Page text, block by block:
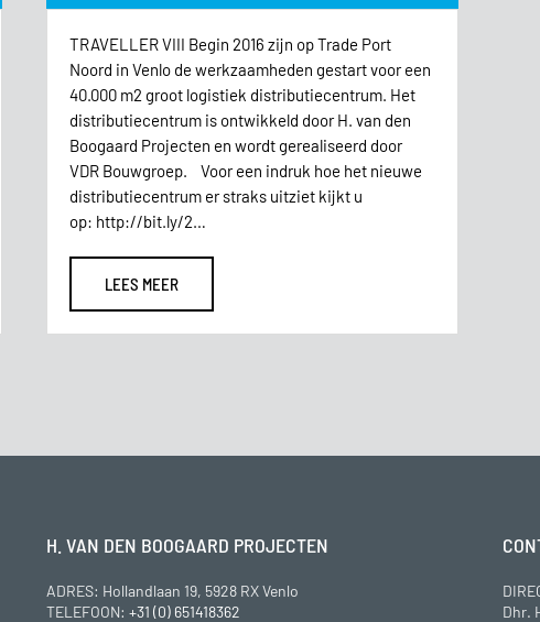
TRAVELLER VIII Begin 2016 zijn op Trade Port
Noord in Venlo de werkzaamheden gestart voor een
40.000 m2 groot logistiek distributiecentrum. Het
distributiecentrum is ontwikkeld door H. van den
Boogaard Projecten en wordt gerealiseerd door
VDR Bouwgroep. Voor een indruk hoe het nieuwe
distributiecentrum er straks uitziet kijkt u
op: http://bit.ly/2…
LEES MEER
H. VAN DEN BOOGAARD PROJECTEN
ADRES: Hollandlaan 19, 5928 RX Venlo
TELEFOON:+31 (0) 651418362
Dhr.